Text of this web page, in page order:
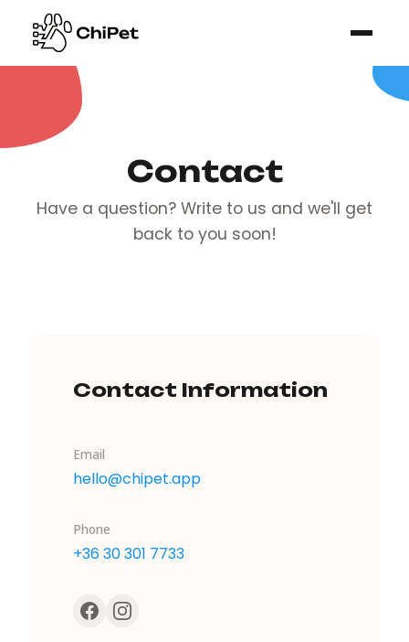
Contact
Have a question? Write to us and we'll get
back to you soon!
Contact Information
Email
hello@chipet.app
Phone
+36 30 301 7733